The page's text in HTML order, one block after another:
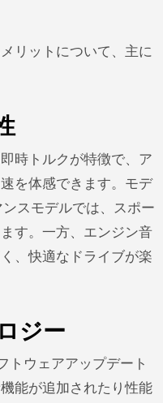
リットについて、主に
時トルクが特徴で、ア
を体感できます。モデ
スモデルでは、スポー
す。一方、エンジン音
、快適なドライブが楽
ジー
トウェアアップデート
能が追加されたり性能